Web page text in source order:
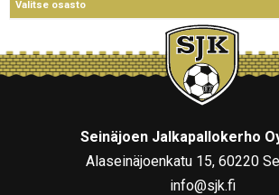
Seinäjoen Jalkapallokerho
Alaseinäjoenkatu 15, 60220
info@sjk.fi